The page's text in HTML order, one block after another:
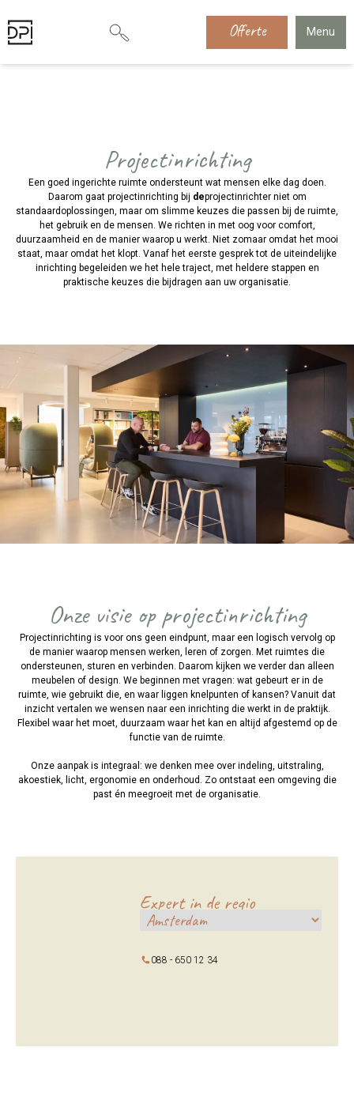
Offerte Menu
Projectinrichting
Een goed ingerichte ruimte ondersteunt wat mensen elke dag doen.
Daarom gaat projectinrichting bij deprojectinrichter niet om
standaardoplossingen, maar om slimme keuzes die passen bij de ruimte,
het gebruik en de mensen. We richten in met oog voor comfort,
duurzaamheid en de manier waarop u werkt. Niet zomaar omdat het mooi
staat, maar omdat het klopt. Vanaf het eerste gesprek tot de uiteindelijke
inrichting begeleiden we het hele traject, met heldere stappen en
praktische keuzes die bijdragen aan uw organisatie.
Onze visie op projectinrichting
Projectinrichting is voor ons geen eindpunt, maar een logisch vervolg op
de manier waarop mensen werken, leren of zorgen. Met ruimtes die
ondersteunen, sturen en verbinden. Daarom kijken we verder dan alleen
meubelen of design. We beginnen met vragen: wat gebeurt er in de
ruimte, wie gebruikt die, en waar liggen knelpunten of kansen? Vanuit dat
inzicht vertalen we wensen naar een inrichting die werkt in de praktijk.
Flexibel waar het moet, duurzaam waar het kan en altijd afgestemd op de
functie van de ruimte.
Onze aanpak is integraal: we denken mee over indeling, uitstraling,
akoestiek, licht, ergonomie en onderhoud. Zo ontstaat een omgeving die
past én meegroeit met de organisatie.
Expert in de regio
088 - 650 12 34